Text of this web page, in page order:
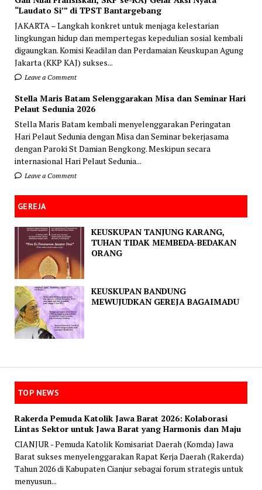
“Laudato Si’” di TPST Bantargebang
JAKARTA – Langkah konkret untuk menjaga kelestarian
lingkungan hidup dan mempertegas kepedulian sosial kembali
digaungkan. Komisi Keadilan dan Perdamaian Keuskupan Agung
Jakarta (KKP KAJ) sukses...
Leave a Comment
Stella Maris Batam Selenggarakan Misa dan Seminar Hari
Pelaut Sedunia 2026
Stella Maris Batam kembali menyelenggarakan Peringatan
Hari Pelaut Sedunia dengan Misa dan Seminar bekerjasama
dengan Paroki St Damian Bengkong. Meskipun secara
internasional Hari Pelaut Sedunia...
Leave a Comment
GEREJA
KEUSKUPAN TANJUNG KARANG,
TUHAN TIDAK MEMBEDA-BEDAKAN
ORANG
KEUSKUPAN BANDUNG
MEWUJUDKAN GEREJA BAGAIMADU
TOP NEWS
Rakerda Pemuda Katolik Jawa Barat 2026: Kolaborasi
Lintas Sektor untuk Jawa Barat yang Harmonis dan Maju
CIANJUR - Pemuda Katolik Komisariat Daerah (Komda) Jawa
Barat sukses menyelenggarakan Rapat Kerja Daerah (Rakerda)
Tahun 2026 di Kabupaten Cianjur sebagai forum strategis untuk
menyusun...